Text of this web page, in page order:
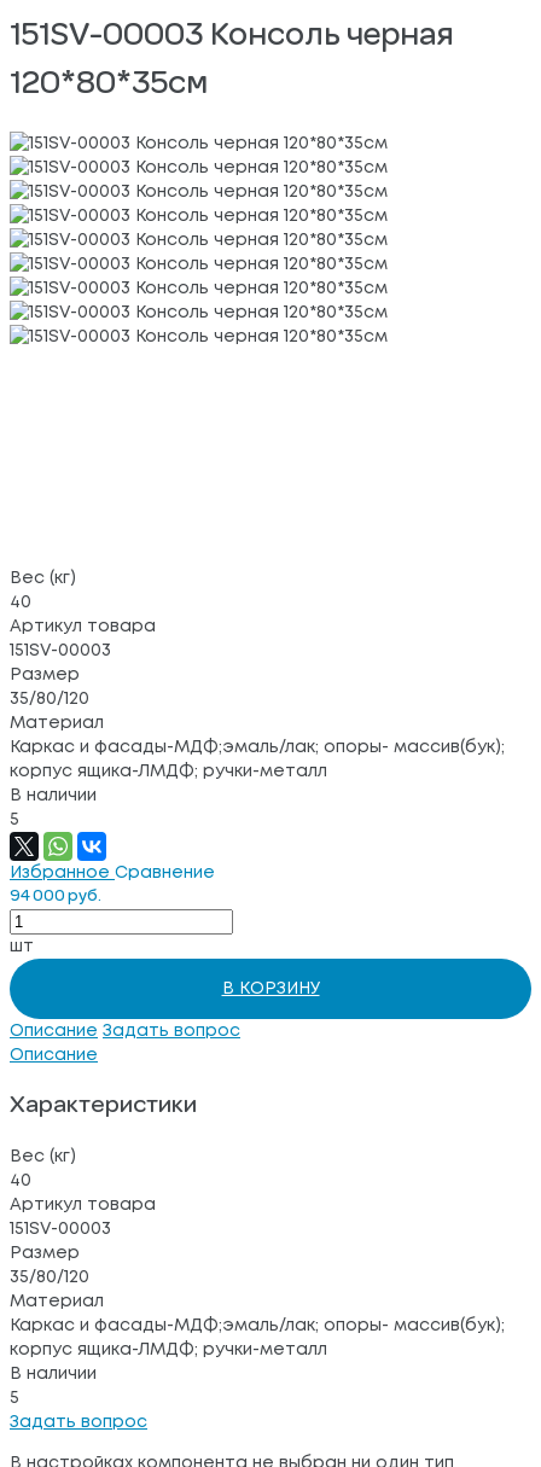
151SV-00003 Консоль черная
120*80*35см
Вес (кг)
40
Артикул товара
151SV-00003
Размер
35/80/120
Материал
Каркас и фасады-МДФ;эмаль/лак; опоры- массив(бук);
корпус ящика-ЛМДФ; ручки-металл
В наличии
5
Избранное Сравнение
94 000 руб.
шт
В КОРЗИНУ
Описание Задать вопрос
Описание
Характеристики
Вес (кг)
40
Артикул товара
151SV-00003
Размер
35/80/120
Материал
Каркас и фасады-МДФ;эмаль/лак; опоры- массив(бук);
корпус ящика-ЛМДФ; ручки-металл
В наличии
5
Задать вопрос
В настройках компонента не выбран ни один тип